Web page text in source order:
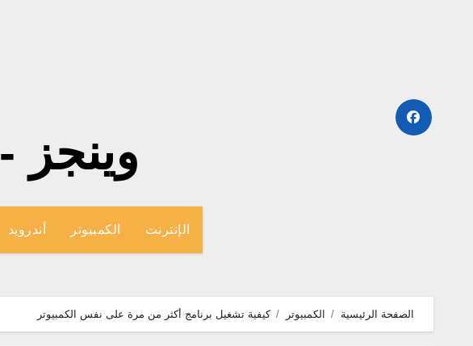
وينجز - wingiz.com
الإنترنت الكمبيوتر أندرويد
الصفحة الرئيسية الكمبيوتر كيفية تشغيل برنامج أكثر من مرة على نفس الكمبيوتر